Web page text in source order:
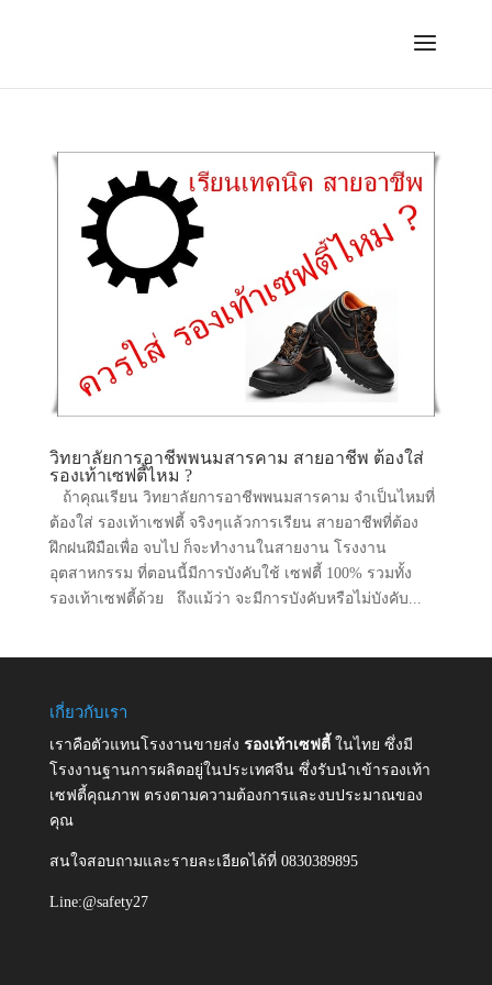
วิทยาลัยการอาชีพพนมสารคาม สายอาชีพ ต้องใส่
รองเท้าเซฟตี้ไหม ?
ถ้าคุณเรียน วิทยาลัยการอาชีพพนมสารคาม จำเป็นไหมที่
ต้องใส่ รองเท้าเซฟตี้ จริงๆแล้วการเรียน สายอาชีพที่ต้อง
ฝึกฝนฝีมือเพื่อ จบไป ก็จะทำงานในสายงาน โรงงาน
อุตสาหกรรม ที่ตอนนี้มีการบังคับใช้ เซฟตี้ 100% รวมทั้ง
รองเท้าเซฟตี้ด้วย ถึงแม้ว่า จะมีการบังคับหรือไม่บังคับ...
เกี่ยวกับเรา
เราคือตัวแทนโรงงานขายส่ง รองเท้าเซฟตี้ ในไทย ซึ่งมี
โรงงานฐานการผลิตอยู่ในประเทศจีน ซึ่งรับนำเข้ารองเท้า
เซฟตี้คุณภาพ ตรงตามความต้องการและงบประมาณของ
คุณ
สนใจสอบถามและรายละเอียดได้ที่ 0830389895
Line:@safety27